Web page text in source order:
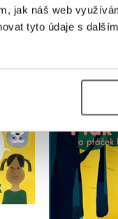
jak náš web
tyto údaje s
Jak
Daniela